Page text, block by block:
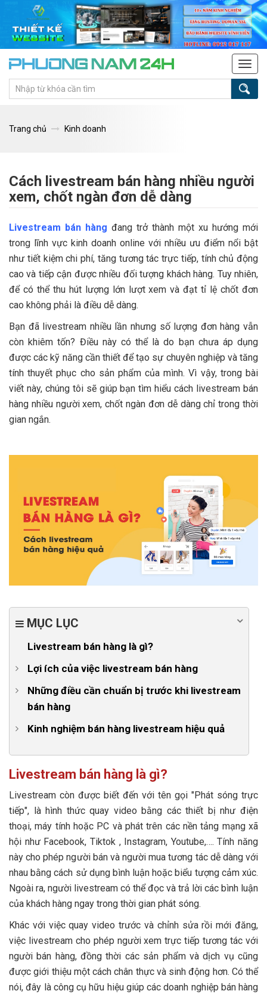
Trang chủ Kinh doanh
Cách livestream bán hàng nhiều người
xem, chốt ngàn đơn dễ dàng
Livestream bán hàng đang trở thành một xu hướng mới
trong lĩnh vực kinh doanh online với nhiều ưu điểm nổi bật
như tiết kiệm chi phí, tăng tương tác trực tiếp, tính chủ động
cao và tiếp cận được nhiều đối tượng khách hàng. Tuy nhiên,
để có thể thu hút lượng lớn lượt xem và đạt tỉ lệ chốt đơn
cao không phải là điều dễ dàng.
Bạn đã livestream nhiều lần nhưng số lượng đơn hàng vẫn
còn khiêm tốn? Điều này có thể là do bạn chưa áp dụng
được các kỹ năng cần thiết để tạo sự chuyên nghiệp và tăng
tính thuyết phục cho sản phẩm của mình.Vì vậy, trong bài
viết này, chúng tôi sẽ giúp bạn tìm hiểu cách livestream bán
hàng nhiều người xem, chốt ngàn đơn dễ dàng chỉ trong thời
gian ngắn.
MỤC LỤC
Livestream bán hàng là gì?
Lợi ích của việc livestream bán hàng
1. Tăng tương tác với chi phí 0 đồng
2. Đưa hình ảnh thực tế của sản phẩm đến với khách
hàng
4. Tiết kiệm tối đa chi phí
Những điều cần chuẩn bị trước khi livestream
bán hàng
1. Xác định mục tiêu buổi livestream
3. Xác định chiến thuật livestream bán hàng
4. Chuẩn bị kịch bản livestream
5. Chuẩn bị dụng cụ livestream
6. Chuẩn bị sản phẩm trước khi livestream bán hàng
7. Chuẩn bị background livestream bán hàng
8. Người thực hiện livestream bán hàng
Kinh nghiệm bán hàng livestream hiệu quả
2. Thông báo trước thời gian buổi livestream bán
3. Livestream trong khung giờ vàng
4. Chú trọng nội dung ở phần mô tả và tiêu đề
5. Chú trọng chất lượng video
6. Kêu gọi mọi người tương tác
7. Chăm sóc tốt khách hàng khi livestream
hàng
9. Cân đối thời lượng livestream bán hàng
10. Đo lượng hiệu quả bán hàng sau mỗi buổi
livestream
Livestream bán hàng là gì?
Livestream còn được biết đến với tên gọi "Phát sóng trực
tiếp", là hình thức quay video bằng các thiết bị như điện
thoại, máy tính hoặc PC và phát trên các nền tảng mạng xã
hội như Facebook, Tiktok , Instagram, Youtube,…. Tính năng
này cho phép người bán và người mua tương tác dễ dàng với
nhau bằng cách sử dụng bình luận hoặc biểu tượng cảm xúc.
Ngoài ra, người livestream có thể đọc và trả lời các bình luận
của khách hàng ngay trong thời gian phát sóng.
Khác với việc quay video trước và chỉnh sửa rồi mới đăng,
việc livestream cho phép người xem trực tiếp tương tác với
người bán hàng, đồng thời các sản phẩm và dịch vụ cũng
được giới thiệu một cách chân thực và sinh động hơn. Có thể
nói, đây là công cụ hữu hiệu giúp các doanh nghiệp bán hàng